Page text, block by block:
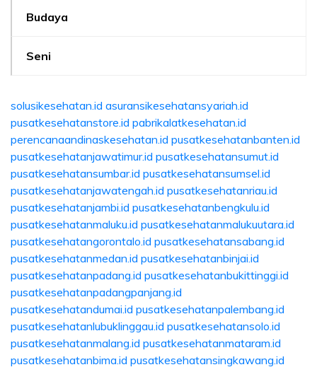
Budaya
Seni
solusikesehatan.id asuransikesehatansyariah.id
pusatkesehatanstore.id pabrikalatkesehatan.id
perencanaandinaskesehatan.id pusatkesehatanbanten.id
pusatkesehatanjawatimur.id pusatkesehatansumut.id
pusatkesehatansumbar.id pusatkesehatansumsel.id
pusatkesehatanjawatengah.id pusatkesehatanriau.id
pusatkesehatanjambi.id pusatkesehatanbengkulu.id
pusatkesehatanmaluku.id pusatkesehatanmalukuutara.id
pusatkesehatangorontalo.id pusatkesehatansabang.id
pusatkesehatanmedan.id pusatkesehatanbinjai.id
pusatkesehatanpadang.id pusatkesehatanbukittinggi.id
pusatkesehatanpadangpanjang.id
pusatkesehatandumai.id pusatkesehatanpalembang.id
pusatkesehatanlubuklinggau.id pusatkesehatansolo.id
pusatkesehatanmalang.id pusatkesehatanmataram.id
pusatkesehatanbima.id pusatkesehatansingkawang.id